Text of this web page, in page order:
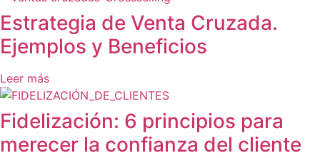
Estrategia de Venta Cruzada.
Ejemplos y Beneficios
Leer más
Fidelización: 6 principios para
merecer la confianza del cliente